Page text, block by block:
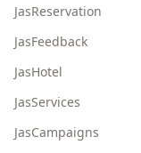
JasReservation
JasFeedback
JasHotel
JasServices
JasCampaigns